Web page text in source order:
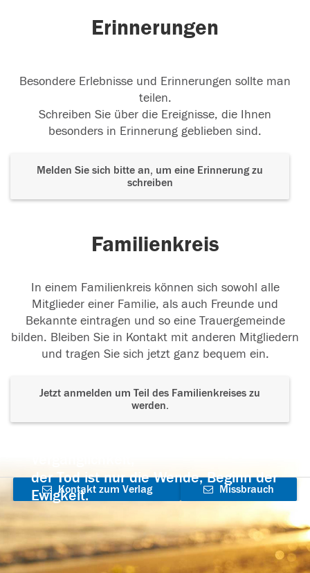
Erinnerungen
Besondere Erlebnisse und Erinnerungen sollte man
teilen.
Schreiben Sie über die Ereignisse, die Ihnen
besonders in Erinnerung geblieben sind.
Melden Sie sich bitte an, um eine Erinnerung zu
schreiben
Familienkreis
In einem Familienkreis können sich sowohl alle
Mitglieder einer Familie, als auch Freunde und
Bekannte eintragen und so eine Trauergemeinde
bilden. Bleiben Sie in Kontakt mit anderen Mitgliedern
und tragen Sie sich jetzt ganz bequem ein.
Jetzt anmelden um Teil des Familienkreises zu
werden.
der Tod ist nur die Wende, Beginn der
Ewigkeit.
Kontakt zum Verlag
aufnehmen
Missbrauch